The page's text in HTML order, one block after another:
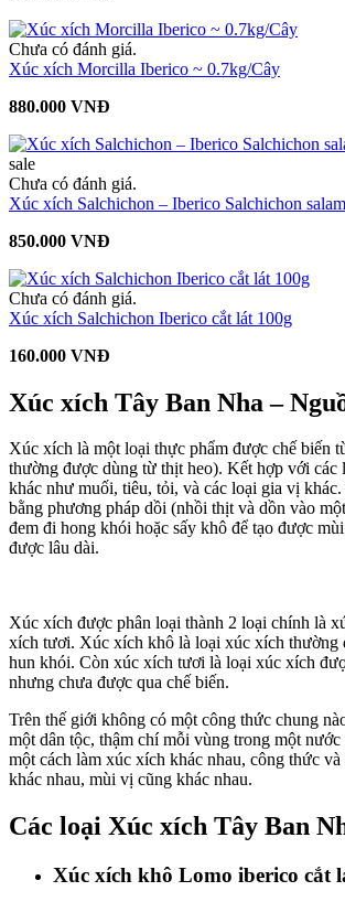
Chưa có đánh giá.
Xúc xích Morcilla Iberico ~ 0.7kg/Cây
880.000 VNĐ
sale
Chưa có đánh giá.
Xúc xích Salchichon – Iberico Salchichon
850.000 VNĐ
Chưa có đánh giá.
Xúc xích Salchichon Iberico cắt lát 100g
160.000 VNĐ
Xúc xích Tây Ban Nha –
Xúc xích là một loại thực phẩm được chế biến
thường được dùng từ thịt heo). Kết hợp với các
khác như muối, tiêu, tỏi, và các loại gia vị
bằng phương pháp dồi (nhồi thịt và dồn vào
đem đi hong khói hoặc sấy khô để tạo được
được lâu dài.
Xúc xích được phân loại thành 2 loại chính là
xích tươi. Xúc xích khô là loại xúc xích thường
hun khói. Còn xúc xích tươi là loại xúc xích
nhưng chưa được qua chế biến.
Trên thế giới không có một công thức chung
một dân tộc, thậm chí mỗi vùng trong một nước
một cách làm xúc xích khác nhau, công thức
khác nhau, mùi vị cũng khác nhau.
Các loại Xúc xích Tây Ban
Xúc xích khô Lomo iberico cắt